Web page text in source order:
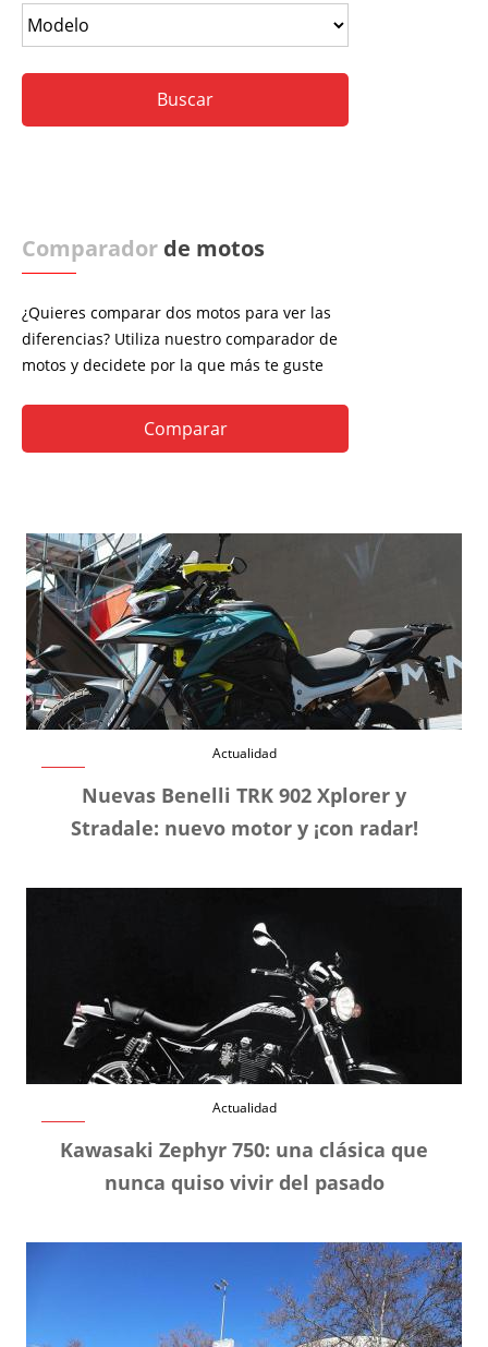
Comparador de motos
¿Quieres comparar dos motos para ver las
diferencias? Utiliza nuestro comparador de
motos y decidete por la que más te guste
Comparar
Actualidad
Nuevas Benelli TRK 902 Xplorer y
Stradale: nuevo motor y ¡con radar!
Actualidad
Kawasaki Zephyr 750: una clásica que
nunca quiso vivir del pasado